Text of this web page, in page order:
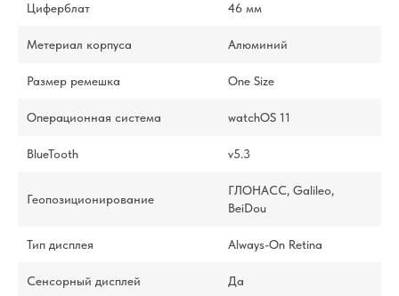
Циферблат 46 мм
Метериал корпуса Алюминий
Размер ремешка One Size
Операционная система watchOS 11
BlueTooth v5.3
Геопозиционирование
ГЛОНАСС, Galileo,
BeiDou
Тип дисплея Always-On Retina
Сенсорный дисплей Да